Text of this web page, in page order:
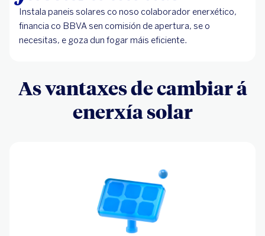
Instala paneis solares co noso colaborador enerxético,
financia co BBVA sen comisión de apertura, se o
necesitas, e goza dun fogar máis eficiente.
As vantaxes de cambiar á
enerxía solar